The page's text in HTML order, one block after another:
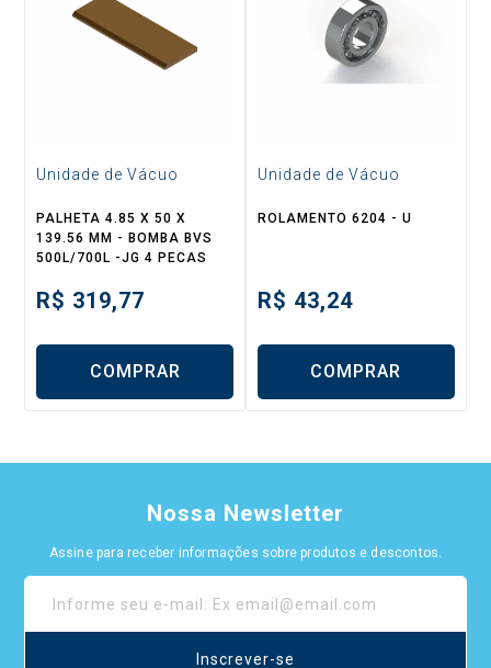
Unidade de Vácuo
PALHETA 4.85 X 50 X
139.56 MM - BOMBA BVS
500L/700L -JG 4 PECAS
R$ 319,77
COMPRAR
Unidade de Vácuo
ROLAMENTO 6204 - U
R$ 43,24
COMPRAR
Nossa Newsletter
Assine para receber informações sobre produtos e descontos.
Inscrever-se